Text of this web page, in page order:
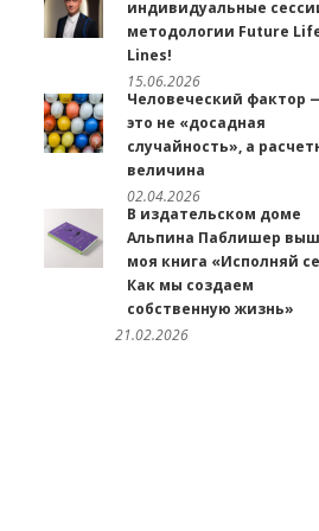
индивидуальные
методологии Future
Lines!
15.06.2026
Человеческий фактор
это не «досадная
случайность», а
величина
02.04.2026
В издательском доме
Альпина Паблишер
моя книга «Исполняй
Как мы создаем
собственную жизнь»
21.02.2026